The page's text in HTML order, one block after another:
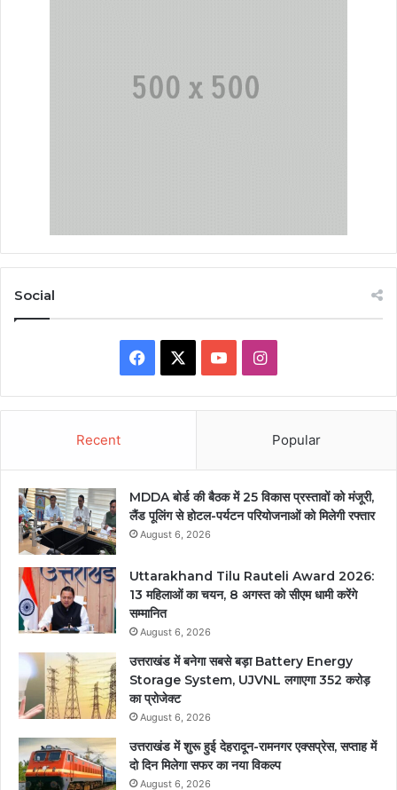
Social
Facebook YouTubeInstagram
Recent Popular
MDDA बोर्ड की बैठक में 25 विकास प्रस्तावों को मंजूरी,
लैंड पूलिंग से होटल-पर्यटन परियोजनाओं को मिलेगी रफ्तार
August 6, 2026
Uttarakhand Tilu Rauteli Award 2026:
13 महिलाओं का चयन, 8 अगस्त को सीएम धामी करेंगे
सम्मानित
August 6, 2026
उत्तराखंड में बनेगा सबसे बड़ा Battery Energy
Storage System, UJVNL लगाएगा 352 करोड़
का प्रोजेक्ट
August 6, 2026
उत्तराखंड में शुरू हुई देहरादून-रामनगर एक्सप्रेस, सप्ताह में
दो दिन मिलेगा सफर का नया विकल्प
August 6, 2026